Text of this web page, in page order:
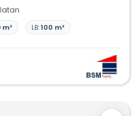
m² LB:100 m²